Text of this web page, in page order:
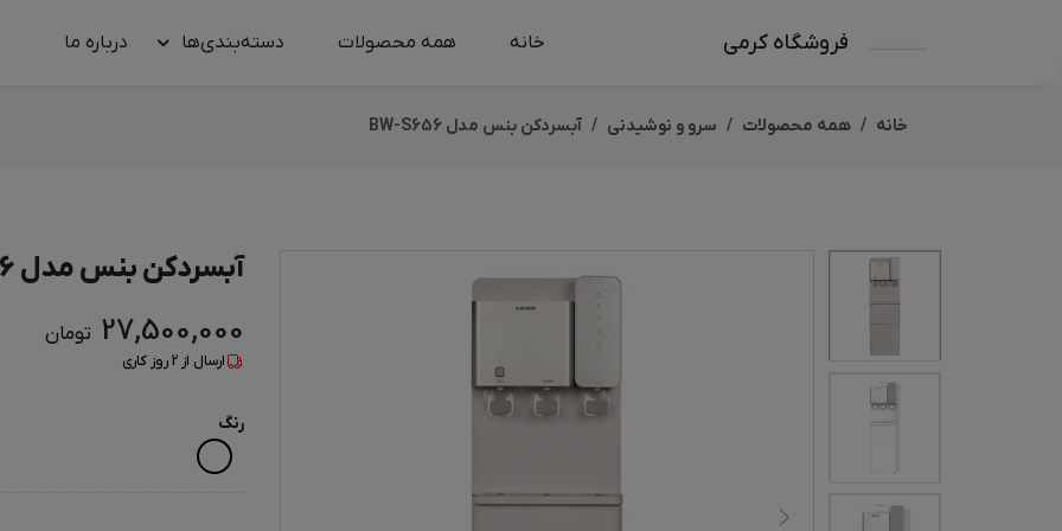
فروشگاه کرمی خانه همه محصولات دسته‌بندی‌ها درباره‌ ما
خانه همه محصولات سرو و نوشیدنی آبسردکن بنس مدل BW-S656
آبسردکن بنس مدل BW-S656
27,500,000 تومان
ارسال از 2روز کاری
رنگ